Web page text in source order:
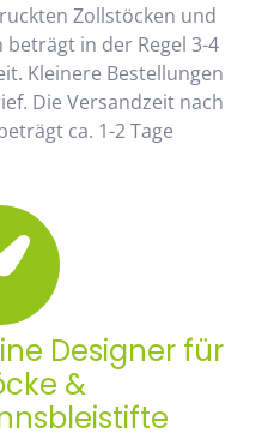
Zollstöcken und
in der Regel 3-4
Kleinere Bestellungen
Die Versandzeit nach
ca. 1-2 Tage
Designer für
&